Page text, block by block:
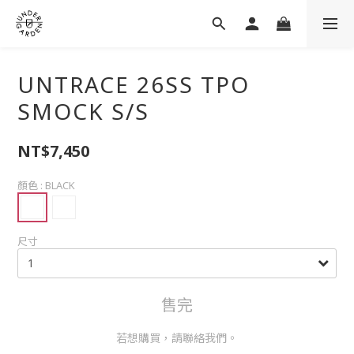
UNTRACE 26SS TPO
SMOCK S/S
NT$7,450
顏色 : BLACK
尺寸
售完
若想購買，請聯絡我們。